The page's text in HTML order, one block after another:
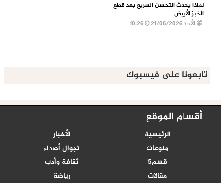
لماذا يحدث التحسن السريع بعد قطع
الخبز الأبيض
الأحد 21/06/2026
تابعونا على فيسبوك
أقسام الموقع
الرئيسية
الأخبار
منوعات
تجوال أصداء
قسم5
ثقافة وأدب
مقالات
رياضة